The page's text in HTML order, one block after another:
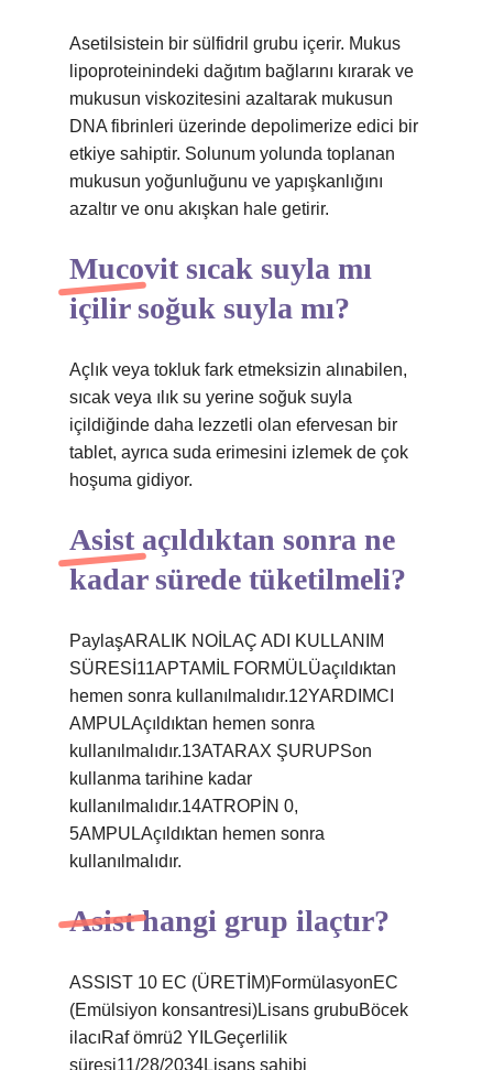
Asetilsistein bir sülfidril grubu içerir. Mukus
lipoproteinindeki dağıtım bağlarını kırarak ve
mukusun viskozitesini azaltarak mukusun
DNA fibrinleri üzerinde depolimerize edici bir
etkiye sahiptir. Solunum yolunda toplanan
mukusun yoğunluğunu ve yapışkanlığını
azaltır ve onu akışkan hale getirir.
Mucovit sıcak suyla mı
içilir soğuk suyla mı?
Açlık veya tokluk fark etmeksizin alınabilen,
sıcak veya ılık su yerine soğuk suyla
içildiğinde daha lezzetli olan efervesan bir
tablet, ayrıca suda erimesini izlemek de çok
hoşuma gidiyor.
Asist açıldıktan sonra ne
kadar sürede tüketilmeli?
PaylaşARALIK NOİLAÇ ADI KULLANIM
SÜRESİ11APTAMİL FORMÜLÜaçıldıktan
hemen sonra kullanılmalıdır.12YARDIMCI
AMPULAçıldıktan hemen sonra
kullanılmalıdır.13ATARAX ŞURUPSon
kullanma tarihine kadar
kullanılmalıdır.14ATROPİN 0,
5AMPULAçıldıktan hemen sonra
kullanılmalıdır.
Asist hangi grup ilaçtır?
ASSIST 10 EC (ÜRETİM)FormülasyonEC
(Emülsiyon konsantresi)Lisans grubuBöcek
ilacıRaf ömrü2 YILGeçerlilik
süresi11/28/2034Lisans sahibi